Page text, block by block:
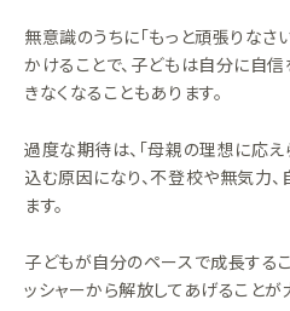
無意識のうちに「もっと頑張りなさ
かけることで、子どもは自分に自
きなくなることもあります。
過度な期待は、「母親の理想に応
込む原因になり、不登校や無気力
ます。
子どもが自分のペースで成長する
ッシャーから解放してあげることが